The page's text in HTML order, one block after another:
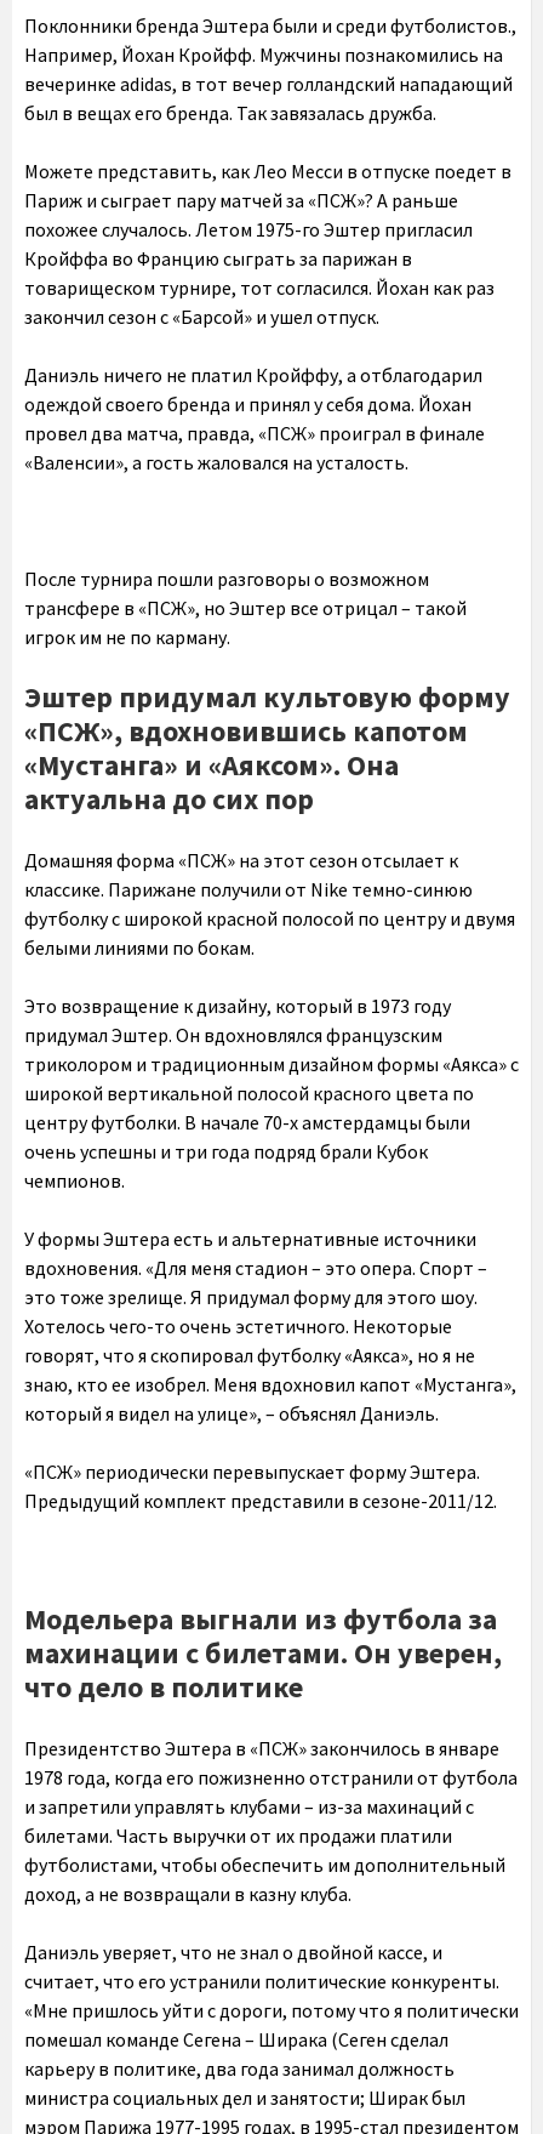
Поклонники бренда Эштера были и среди футболистов.,
Например, Йохан Кройфф. Мужчины познакомились на
вечеринке adidas, в тот вечер голландский нападающий
был в вещах его бренда. Так завязалась дружба.
Можете представить, как Лео Месси в отпуске поедет в
Париж и сыграет пару матчей за «ПСЖ»? А раньше
похожее случалось. Летом 1975-го Эштер пригласил
Кройффа во Францию сыграть за парижан в
товарищеском турнире, тот согласился. Йохан как раз
закончил сезон с «Барсой» и ушел отпуск.
Даниэль ничего не платил Кройффу, а отблагодарил
одеждой своего бренда и принял у себя дома. Йохан
провел два матча, правда, «ПСЖ» проиграл в финале
«Валенсии», а гость жаловался на усталость.
После турнира пошли разговоры о возможном
трансфере в «ПСЖ», но Эштер все отрицал – такой
игрок им не по карману.
Эштер придумал культовую форму
«ПСЖ», вдохновившись капотом
«Мустанга» и «Аяксом». Она
актуальна до сих пор
Домашняя форма «ПСЖ» на этот сезон отсылает к
классике. Парижане получили от Nike темно-синюю
футболку с широкой красной полосой по центру и двумя
белыми линиями по бокам.
Это возвращение к дизайну, который в 1973 году
придумал Эштер. Он вдохновлялся французским
триколором и традиционным дизайном формы «Аякса» с
широкой вертикальной полосой красного цвета по
центру футболки. В начале 70-х амстердамцы были
очень успешны и три года подряд брали Кубок
чемпионов.
У формы Эштера есть и альтернативные источники
вдохновения. «Для меня стадион – это опера. Спорт –
это тоже зрелище. Я придумал форму для этого шоу.
Хотелось чего-то очень эстетичного. Некоторые
говорят, что я скопировал футболку «Аякса», но я не
знаю, кто ее изобрел. Меня вдохновил капот «Мустанга»,
который я видел на улице», – объяснял Даниэль.
«ПСЖ» периодически перевыпускает форму Эштера.
Предыдущий комплект представили в сезоне-2011/12.
Модельера выгнали из футбола за
махинации с билетами. Он уверен,
что дело в политике
Президентство Эштера в «ПСЖ» закончилось в январе
1978 года, когда его пожизненно отстранили от футбола
и запретили управлять клубами – из-за махинаций с
билетами. Часть выручки от их продажи платили
футболистами, чтобы обеспечить им дополнительный
доход, а не возвращали в казну клуба.
Даниэль уверяет, что не знал о двойной кассе, и
считает, что его устранили политические конкуренты.
«Мне пришлось уйти с дороги, потому что я политически
помешал команде Сегена – Ширака (Сеген сделал
карьеру в политике, два года занимал должность
министра социальных дел и занятости; Ширак был
мэром Парижа 1977-1995 годах, в 1995-стал президентом